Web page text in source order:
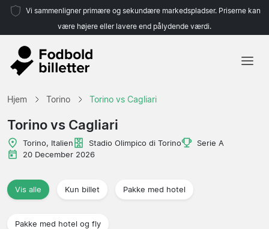
Vi sammenligner primære og sekundære markedspladser. Priserne kan
være højere eller lavere end pålydende værdi.
Hjem Torino Torino vs Cagliari
Torino vs Cagliari
Torino, Italien Stadio Olimpico di Torino
Serie A
20 December 2026
Vis alle Kun billet Pakke med hotel
Pakke med hotel og fly